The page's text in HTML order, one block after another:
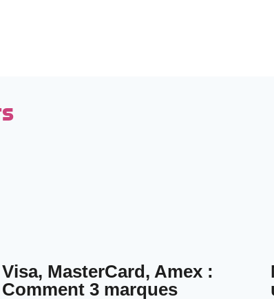
Visa, MasterCard, Amex :
Comment 3 marques